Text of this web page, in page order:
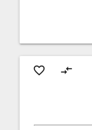
favorite_border compare_arrows